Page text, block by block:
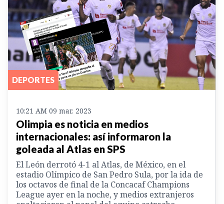
DEPORTES
10:21 AM 09 mar. 2023
Olimpia es noticia en medios
internacionales: así informaron la
goleada al Atlas en SPS
El León derrotó 4-1 al Atlas, de México, en el
estadio Olímpico de San Pedro Sula, por la ida de
los octavos de final de la Concacaf Champions
League ayer en la noche, y medios extranjeros